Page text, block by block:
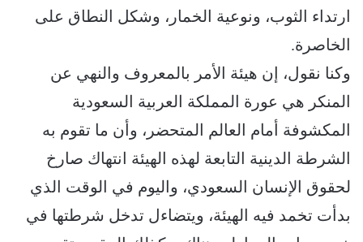
ارتداء الثوب، ونوعية الخمار، وشكل النطاق على
الخاصرة.
وكنا نقول، إن هيئة الأمر بالمعروف والنهي عن
المنكر هي عورة المملكة العربية السعودية
المكشوفة أمام العالم المتحضر، وأن ما تقوم به
الشرطة الدينية التابعة لهذه الهيئة انتهاك صارخ
لحقوق الإنسان السعودي، واليوم في الوقت الذي
بدأت تخمد فيه الهيئة، ويتضاءل تدخل شرطتها في